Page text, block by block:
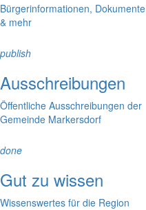
Bürgerinformationen, Dokumente
& mehr
publish
Ausschreibungen
Öffentliche Ausschreibungen der
Gemeinde Markersdorf
done
Gut zu wissen
Wissenswertes für die Region